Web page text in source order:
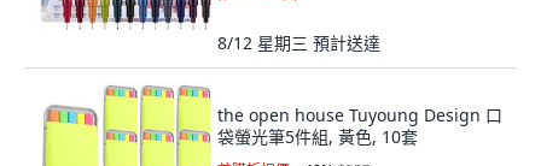
8/12 星期三 預計送達
the open house Tuyoung Design 口
袋螢光筆5件組, 黃色, 10套